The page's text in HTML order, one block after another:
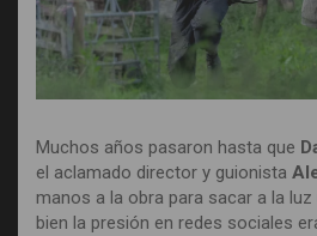
Muchos años pasaron hasta que
el aclamado director y guionista
manos a la obra para sacar a la luz
bien la presión en redes sociales